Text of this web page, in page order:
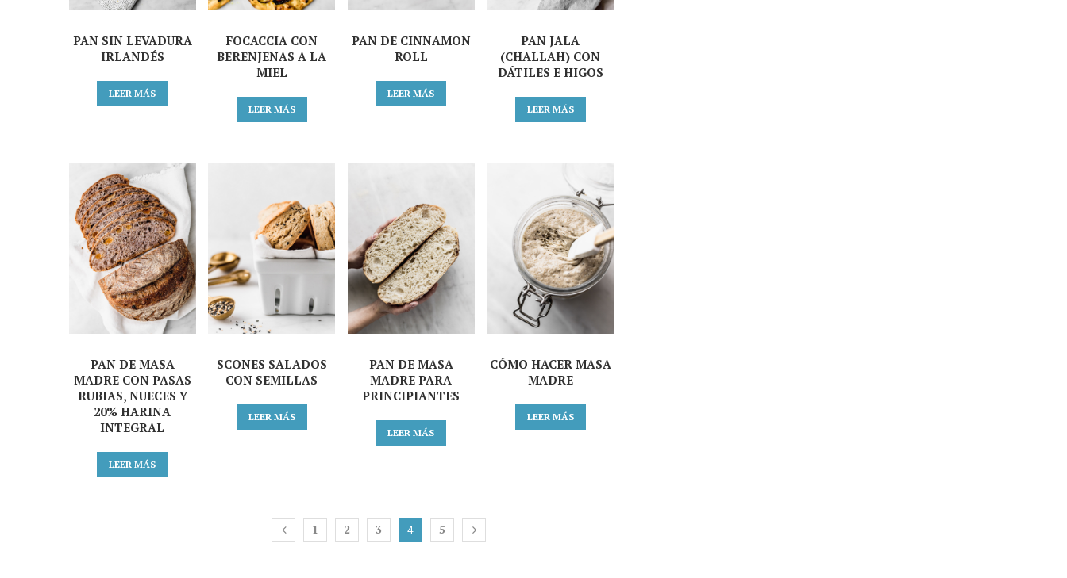
PAN SIN LEVADURA
IRLANDÉS
LEER MÁS
FOCACCIA CON
BERENJENAS A LA
MIEL
LEER MÁS
PAN DE CINNAMON
ROLL
LEER MÁS
PAN JALA
(CHALLAH) CON
DÁTILES E HIGOS
LEER MÁS
PAN DE MASA
MADRE CON PASAS
RUBIAS, NUECES Y
20% HARINA
INTEGRAL
LEER MÁS
SCONES SALADOS
CON SEMILLAS
LEER MÁS
PAN DE MASA
MADRE PARA
PRINCIPIANTES
LEER MÁS
CÓMO HACER MASA
MADRE
LEER MÁS
1 2 3 4 5